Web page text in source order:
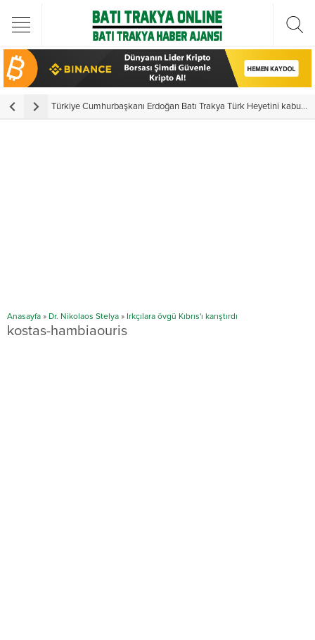
Türkiye Cumhurbaşkanı Erdoğan Batı Trakya Türk Heyetini kabul etti
Anasayfa » Dr. Nikolaos Stelya » Irkçılara övgü Kıbrıs'ı karıştırdı
kostas-hambiaouris